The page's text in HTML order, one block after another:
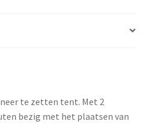
te zetten tent. Met 2
bezig met het plaatsen van